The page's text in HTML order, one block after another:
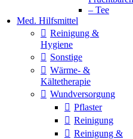
– Tee
Med. Hilfsmittel
Reinigung &
Hygiene
Sonstige
Wärme- &
Kältetherapie
Wundversorgung
Pflaster
Reinigung
Reinigung &